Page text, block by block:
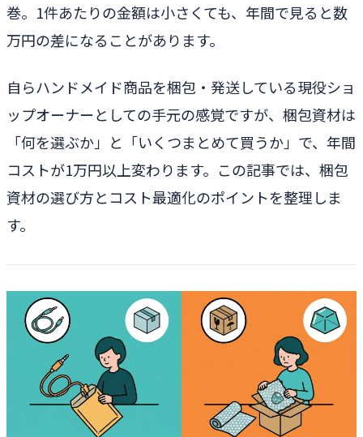
巻。1件あたりの金額は小さくても、年間で見ると数
万円の差になることがあります。
自らハンドメイド商品を梱包・発送している現役ショ
ップオーナーとしての手元の感覚ですが、梱包資材は
「何を選ぶか」と「いくつまとめて買うか」で、年間
コストが1万円以上変わります。この記事では、梱包
資材の選び方とコスト最適化のポイントを整理しま
す。